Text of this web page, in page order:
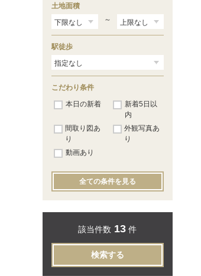
土地面積
～
駅徒歩
こだわり条件
本日の新着
新着5日以
内
間取り図あ
り
外観写真あ
り
動画あり
全ての条件を見る
該当件数 13 件
検索する